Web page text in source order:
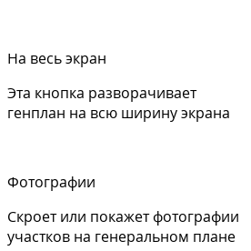
На весь экран
Эта кнопка разворачивает
генплан на всю ширину экрана
Фотографии
Скроет или покажет фотографии
участков на генеральном плане